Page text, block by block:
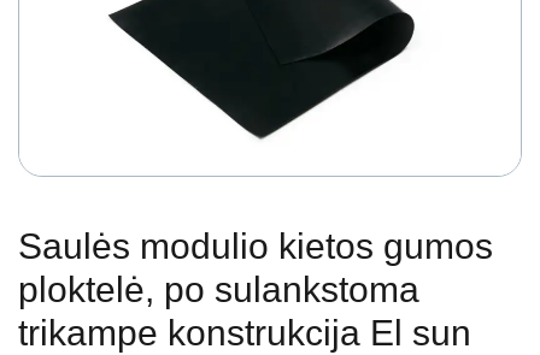
Saulės modulio kietos gumos
ploktelė, po sulankstoma
trikampe konstrukcija El sun